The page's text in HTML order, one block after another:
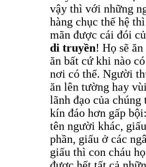
vậy thì với những
hàng chục thế hệ
mãn được cái đói
di truyền! Họ sẽ
ăn bất cứ khi nào
nơi có thể. Người
ăn lên tường hay
lãnh đạo của
kín đáo hơn gấp
tên người khác,
phần, giấu ở các
giấu thì con cháu